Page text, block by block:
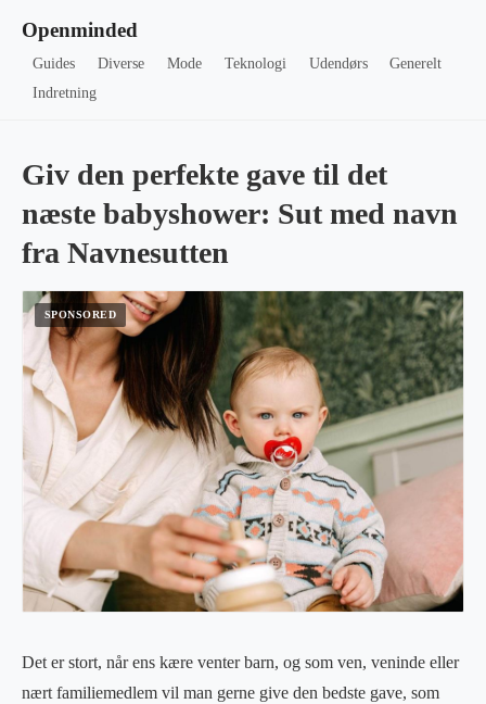
Openminded
Guides Diverse Mode Teknologi Udendørs
Generelt
Indretning
Giv den perfekte gave til det
næste babyshower: Sut med navn
fra Navnesutten
Det er stort, når ens kære venter barn, og som ven, veninde eller
nært familiemedlem vil man gerne give den bedste gave, som